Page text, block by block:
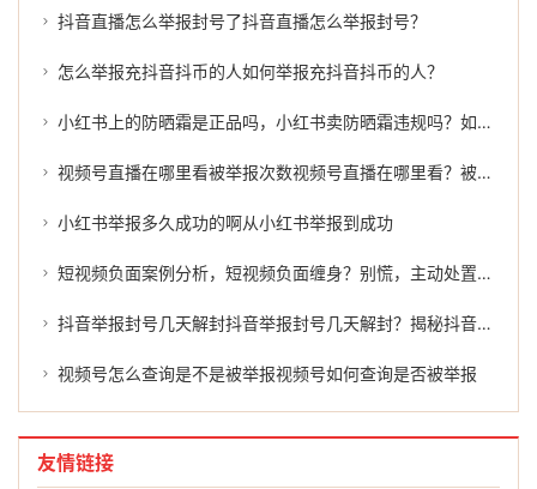
抖音直播怎么举报封号了抖音直播怎么举报封号？
怎么举报充抖音抖币的人如何举报充抖音抖币的人？
小红书上的防晒霜是正品吗，小红书卖防晒霜违规吗？如何有效举报？
视频号直播在哪里看被举报次数视频号直播在哪里看？被举报次数的真相
小红书举报多久成功的啊从小红书举报到成功
短视频负面案例分析，短视频负面缠身？别慌，主动处置才是正解
抖音举报封号几天解封抖音举报封号几天解封？揭秘抖音平台的处罚机制及处理过程。
视频号怎么查询是不是被举报视频号如何查询是否被举报
友情链接